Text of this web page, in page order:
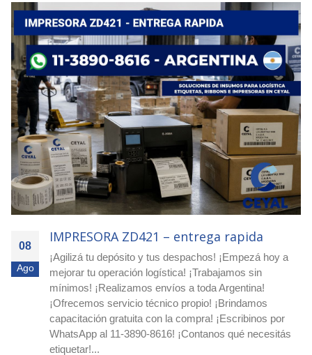
08
Ago
IMPRESORA ZD421 – Compra inteligente
¡Escribinos por WhatsApp al 11-3890-8616! ¡Pedí
asesoramiento y presupuesto sin cargo! ¡Realizamos
envíos a todo el país! ¡Protegé tus productos y envíos
con etiquetas de seguridad VOID! Etiquetas VOID para
detectar aperturas En CEYAL comercializamos
etiquetas VOID de alta seguridad....
leer mas